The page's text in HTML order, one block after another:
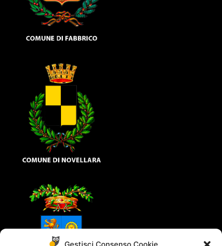
Gestisci Consenso Cookie